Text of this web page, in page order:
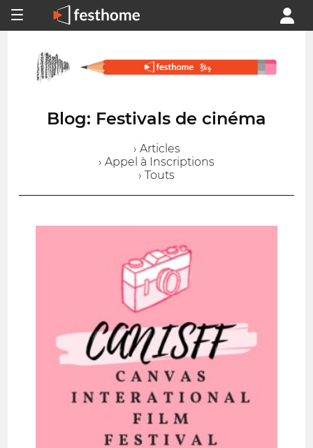
Blog: Festivals de cinéma
› Articles
› Appel à Inscriptions
› Touts